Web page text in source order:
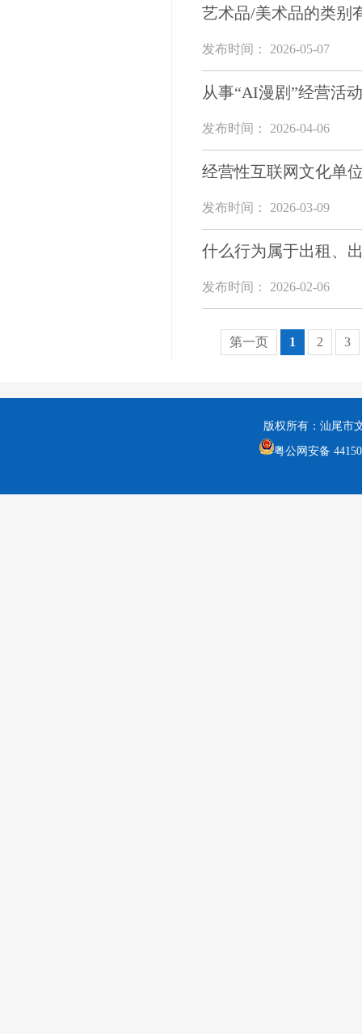
艺术品/美术品的类别
发布时间： 2026-05-07
从事“AI漫剧”经营活
发布时间： 2026-04-06
经营性互联网文化单
发布时间： 2026-03-09
什么行为属于出租、
发布时间： 2026-02-06
第一页 1 2 3
版权所有：汕尾市
粤公网安备